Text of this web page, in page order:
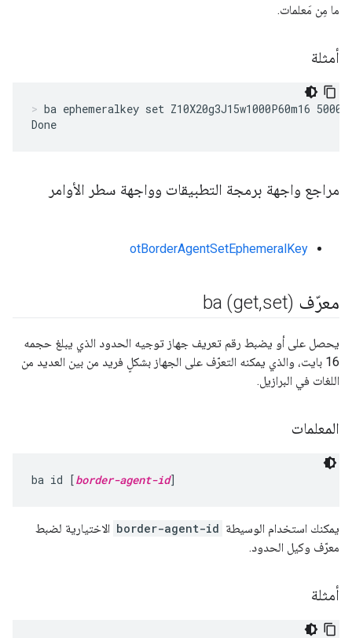
ما مِن مَعلمات.
أمثلة
ba ephemeralkey set Z10X20g3J15w1000P60m16 5000
Done
مراجع واجهة برمجة التطبيقات وواجهة سطر الأوامر
otBorderAgentSetEphemeralKey
معرّف ba (get ,set)
يحصل على أو يضبط رقم تعريف جهاز توجيه الحدود الذي يبلغ حجمه
16 بايت، والذي يمكنه التعرّف على الجهاز بشكلٍ فريد من بين العديد من
اللغات في البرازيل.
المعلمات
ba id [border-agent-id]
يمكنك استخدام الوسيطة border-agent-id الاختيارية لضبط
معرّف وكيل الحدود.
أمثلة